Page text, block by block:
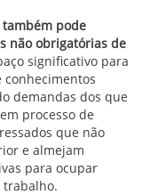
também pode
não obrigatórias de
significativo para
conhecimentos
demandas dos que
processo de
que não
e almejam
para ocupar
trabalho.